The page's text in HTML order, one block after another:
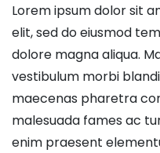
Lorem ipsum dolor sit
elit, sed do eiusmod
dolore magna aliqua.
vestibulum morbi
maecenas pharetra
malesuada fames ac
enim praesent